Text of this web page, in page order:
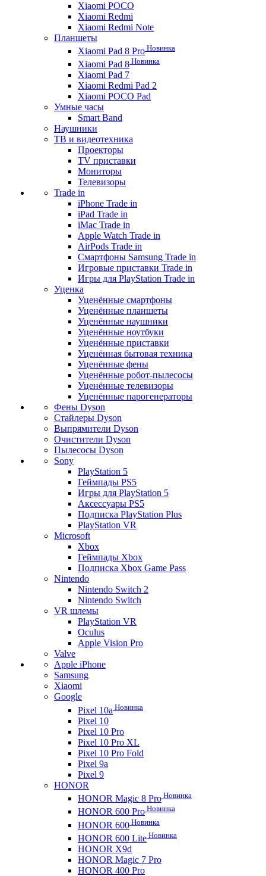
Xiaomi POCO
Xiaomi Redmi
Xiaomi Redmi Note
Планшеты
Xiaomi Pad 8 Pro Новинка
Xiaomi Pad 8 Новинка
Xiaomi Pad 7
Xiaomi Redmi Pad 2
Xiaomi POCO Pad
Умные часы
Smart Band
Наушники
ТВ и видеотехника
Проекторы
TV приставки
Мониторы
Телевизоры
Trade in
iPhone Trade in
iPad Trade in
iMac Trade in
Apple Watch Trade in
AirPods Trade in
Смартфоны Samsung Trade in
Игровые приставки Trade in
Игры для PlayStation Trade in
Уценка
Уценённые смартфоны
Уценённые планшеты
Уценённые наушники
Уценённые ноутбуки
Уценённые приставки
Уценённая бытовая техника
Уценённые фены
Уценённые робот-пылесосы
Уценённые телевизоры
Уценённые парогенераторы
Фены Dyson
Стайлеры Dyson
Выпрямители Dyson
Очистители Dyson
Пылесосы Dyson
Sony
PlayStation 5
Геймпады PS5
Игры для PlayStation 5
Аксессуары PS5
Подписка PlayStation Plus
PlayStation VR
Microsoft
Xbox
Геймпады Xbox
Подписка Xbox Game Pass
Nintendo
Nintendo Switch 2
Nintendo Switch
VR шлемы
PlayStation VR
Oculus
Apple Vision Pro
Valve
Apple iPhone
Samsung
Xiaomi
Google
Pixel 10a Новинка
Pixel 10
Pixel 10 Pro
Pixel 10 Pro XL
Pixel 10 Pro Fold
Pixel 9a
Pixel 9
HONOR
HONOR Magic 8 Pro Новинка
HONOR 600 Pro Новинка
HONOR 600 Новинка
HONOR 600 Lite Новинка
HONOR X9d
HONOR Magic 7 Pro
HONOR 400 Pro